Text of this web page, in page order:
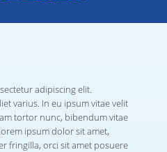
adipiscing elit.
varius. In eu ipsum vitae velit
tortor nunc, bibendum vitae
ipsum dolor sit amet,
fringilla, orci sit amet posuere